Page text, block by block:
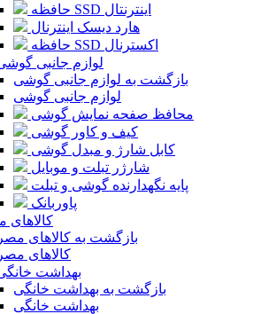
حافظه SSD اینترنتال
هارد دیسک اینترنال
حافظه SSD اکسترنال
لوازم جانبی
بازگشت به لوازم جانبی گوشی
لوازم جانبی گوشی
محافظ صفحه نمایش گوشی
کیف و کاور گوشی
کابل شارژ و مبدل گوشی
شارژر تبلت و موبایل
پایه نگهدارنده گوشی و تبلت
پاوربانک
بازگشت به کالاهای
کالاهای
بهداشت
بازگشت به بهداشت خانگی
بهداشت خانگی